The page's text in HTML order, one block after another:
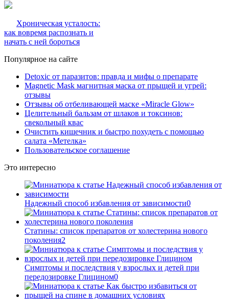
Хроническая усталость:
как вовремя распознать и
начать с ней бороться
Популярное на сайте
Detoxic от паразитов: правда и мифы о препарате
Magnetic Mask магнитная маска от прыщей и угрей:
отзывы
Отзывы об отбеливающей маске «Miracle Glow»
Целительный бальзам от шлаков и токсинов:
свекольный квас
Очистить кишечник и быстро похудеть с помощью
салата «Метелка»
Пользовательское соглашение
Это интересно
Надежный способ избавления от зависимости0
Статины: список препаратов от холестерина нового
поколения2
Симптомы и последствия у взрослых и детей при
передозировке Глицином0